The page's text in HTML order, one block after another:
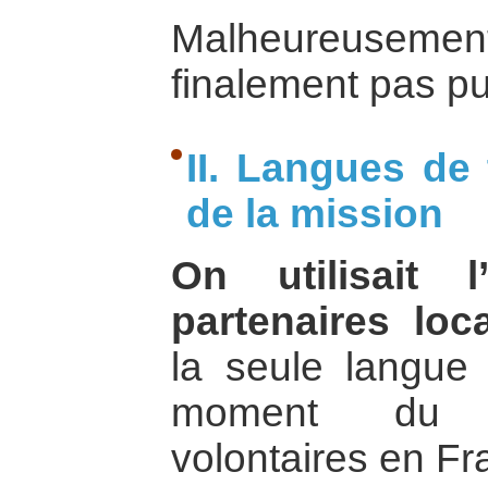
finalement pas
II. Langues
de la mission
On utilisait
partenaires
la seule
moment du
volontaires en